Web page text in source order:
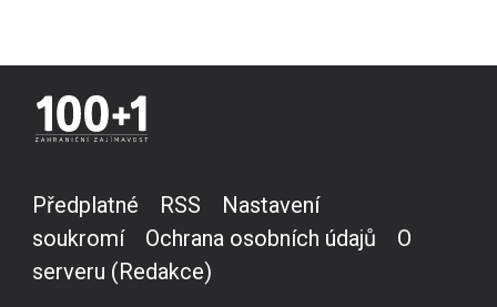
Předplatné RSS
Nastavení
soukromí
Ochrana osobních údajů
O
serveru (Redakce)